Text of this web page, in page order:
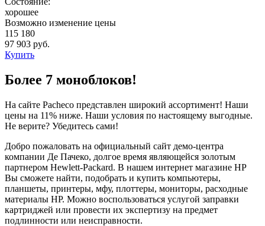
хорошее
Возможно изменение цены
115 180
97 903 руб.
Купить
Более 7 моноблоков!
На сайте Pacheco представлен широкий ассортимент! Наши
цены на 11% ниже. Наши условия по настоящему выгодные.
Не верите? Убедитесь сами!
Добро пожаловать на официальный сайт демо-центра
компании Де Пачеко, долгое время являющейся золотым
партнером Hewlett-Packard. В нашем интернет магазине HP
Вы сможете найти, подобрать и купить компьютеры,
планшеты, принтеры, мфу, плоттеры, мониторы, расходные
материалы HP. Можно воспользоваться услугой заправки
картриджей или провести их экспертизу на предмет
подлинности или неисправности.